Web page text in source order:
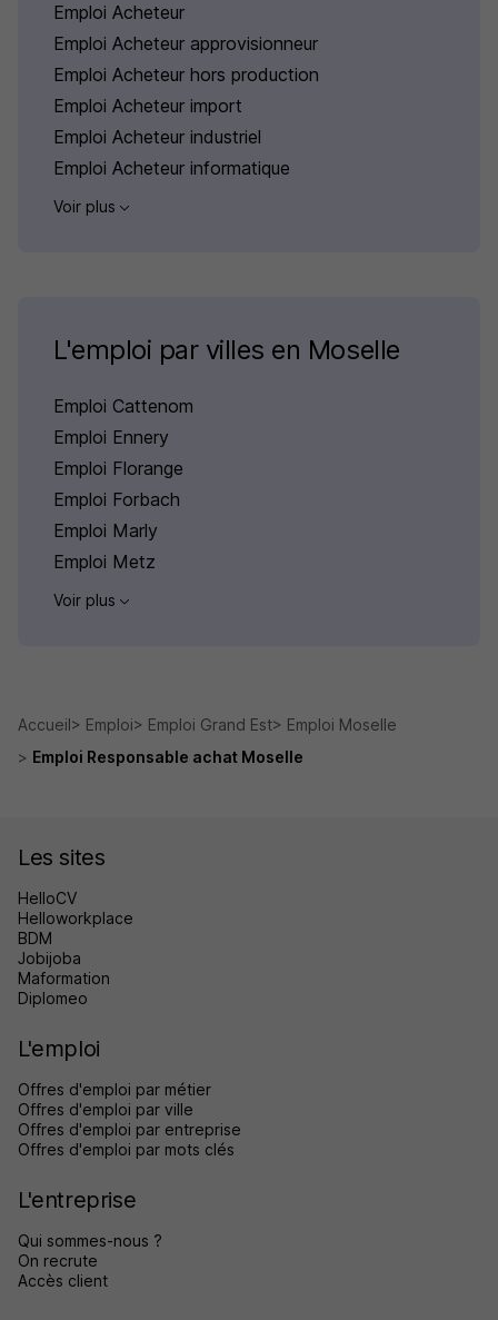
Emploi Acheteur
Emploi Acheteur approvisionneur
Emploi Acheteur hors production
Emploi Acheteur import
Emploi Acheteur industriel
Emploi Acheteur informatique
Voir plus
L'emploi par villes en Moselle
Emploi Cattenom
Emploi Ennery
Emploi Florange
Emploi Forbach
Emploi Marly
Emploi Metz
Voir plus
Accueil Emploi Emploi Grand Est
Emploi Moselle
Emploi Responsable achat Moselle
Les sites
HelloCV
Helloworkplace
BDM
Jobijoba
Maformation
Diplomeo
L'emploi
Offres d'emploi par métier
Offres d'emploi par ville
Offres d'emploi par entreprise
Offres d'emploi par mots clés
L'entreprise
Qui sommes-nous ?
On recrute
Accès client